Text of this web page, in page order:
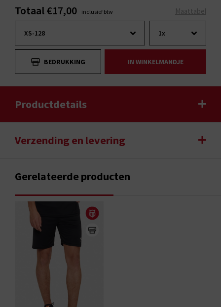
Maattabel
Totaal €17,00 inclusief btw
BEDRUKKING IN WINKELMANDJE
Productdetails
Verzending en levering
Gerelateerde producten